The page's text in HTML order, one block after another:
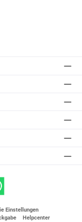
Einstellungen
Helpcenter